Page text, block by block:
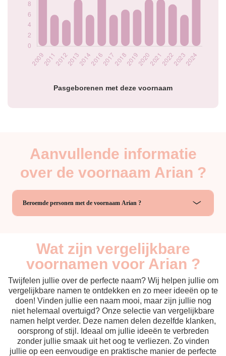
Pasgeborenen met deze voornaam
Popularité du
prénom Arian par
année
Aanvullende informatie
over de voornaam Arian ?
Beroemde personen met de voornaam Arian ?
Wat zijn vergelijkbare
voornamen voor Arian ?
Twijfelen jullie over de perfecte naam? Wij helpen jullie om
vergelijkbare namen te ontdekken en zo meer ideeën op te
doen! Vinden jullie een naam mooi, maar zijn jullie nog
niet helemaal overtuigd? Onze selectie van vergelijkbare
namen helpt verder. Deze namen delen dezelfde klanken,
oorsprong of stijl. Ideaal om jullie ideeën te verbreden
zonder jullie smaak uit het oog te verliezen. Zo vinden
jullie op een eenvoudige en praktische manier de perfecte